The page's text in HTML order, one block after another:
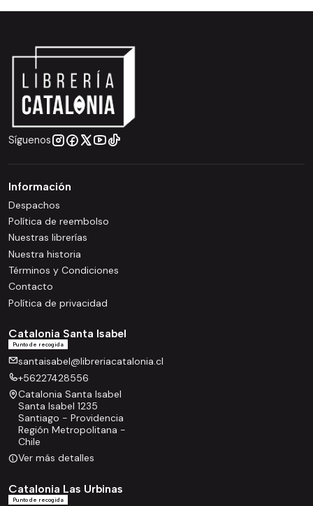
Síguenos
Información
Despachos
Política de reembolso
Nuestras librerías
Nuestra historia
Términos y Condiciones
Contacto
Política de privacidad
Catalonia Santa Isabel
Punto de recogida
santaisabel@libreriacatalonia.cl
+56227428556
Catalonia Santa Isabel
Santa Isabel 1235
Santiago - Providencia
Región Metropolitana -
Chile
Ver más detalles
Catalonia Las Urbinas
Punto de recogida